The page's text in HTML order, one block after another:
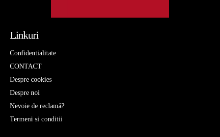
Linkuri
Confidentialitate
CONTACT
Despre cookies
Despre noi
Nevoie de reclamă?
Termeni si conditii